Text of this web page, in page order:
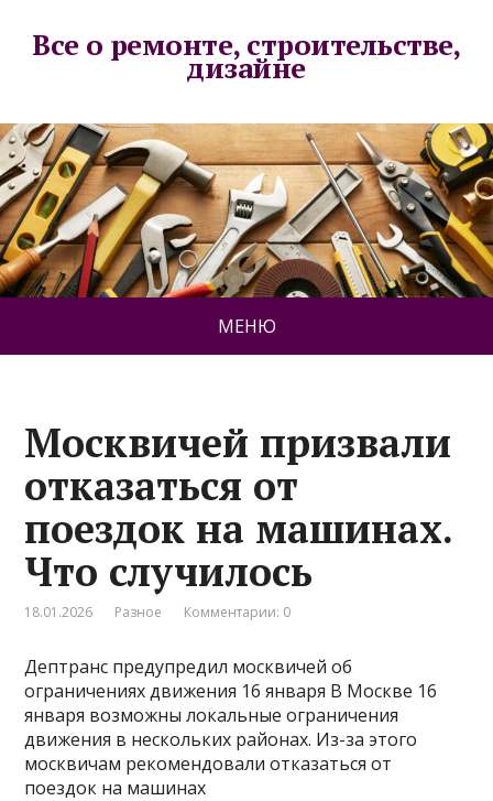
Все о ремонте, строительстве,
дизайне
МЕНЮ
Москвичей призвали
отказаться от
поездок на машинах.
Что случилось
18.01.2026 Разное Комментарии: 0
Дептранс предупредил москвичей об
ограничениях движения 16 января В Москве 16
января возможны локальные ограничения
движения в нескольких районах. Из-за этого
москвичам рекомендовали отказаться от
поездок на машинах